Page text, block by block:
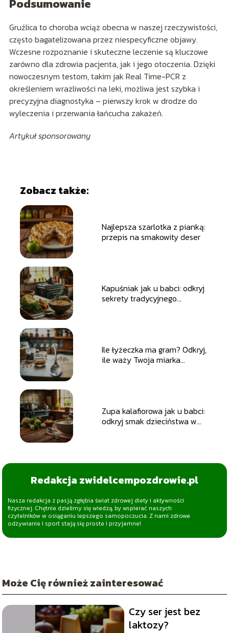
Podsumowanie
Gruźlica to choroba wciąż obecna w naszej rzeczywistości,
często bagatelizowana przez niespecyficzne objawy.
Wczesne rozpoznanie i skuteczne leczenie są kluczowe
zarówno dla zdrowia pacjenta, jak i jego otoczenia. Dzięki
nowoczesnym testom, takim jak Real Time-PCR z
określeniem wrażliwości na leki, możliwa jest szybka i
precyzyjna diagnostyka – pierwszy krok w drodze do
wyleczenia i przerwania łańcucha zakażeń.
Artykuł sponsorowany
Zobacz także:
Najlepsza szarlotka z pianką:
przepis na smakowity deser
Kapuśniak jak u babci: odkryj
sekrety tradycyjnego
Ile łyżeczka ma gram? Odkryj,
ile waży Twoja miarka
Zupa kalafiorowa jak u babci:
odkryj smak dzieciństwa w
Redakcja zwidelcempozdrowie.pl
Nasza redakcja z pasją zgłębia świat zdrowej diety i aktywności
fizycznej. Chętnie dzielimy się wiedzą, by wspierać naszych
czytelników w osiąganiu lepszego samopoczucia. Z nami zdrowe
odżywianie i sport stają się proste i przyjemne!
Może Cię również zainteresować
Czy ser jest bez
laktozy?